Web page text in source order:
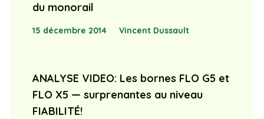
du monorail
15 décembre 2014 Vincent Dussault
ANALYSE VIDEO: Les bornes FLO G5 et
FLO X5 — surprenantes au niveau
FIABILITÉ!